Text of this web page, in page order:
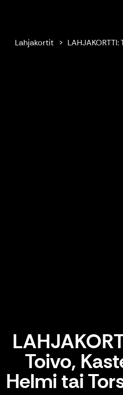
Lahjakortit
Toivo,
Helmi tai